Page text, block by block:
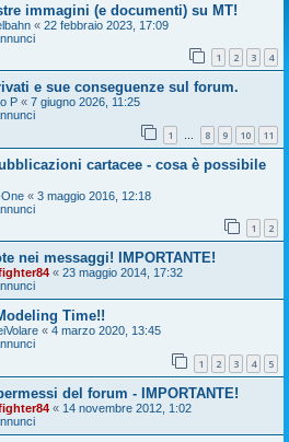
immagini (e documenti) su MT!
« 22 febbraio 2023, 17:09
1 2 3 4
e sue conseguenze sul forum.
P « 7 giugno 2026, 11:25
1 … 8 9 10 11
cartacee - cosa è possibile
« 3 maggio 2016, 12:18
1 2
nei messaggi! IMPORTANTE!
« 23 maggio 2014, 17:32
Time!!
« 4 marzo 2020, 13:45
1 2 3 4 5
del forum - IMPORTANTE!
« 14 novembre 2012, 1:02